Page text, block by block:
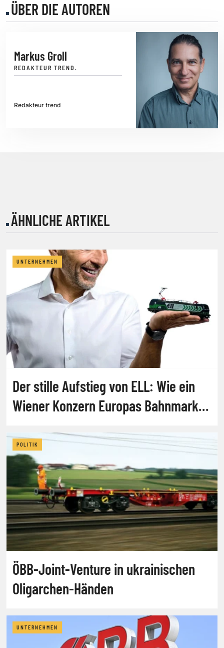
ÜBER DIE AUTOREN
Markus Groll
REDAKTEUR TREND.
Redakteur trend
ÄHNLICHE ARTIKEL
UNTERNEHMEN
Der stille Aufstieg von ELL: Wie ein
Wiener Konzern Europas Bahnmarkt
POLITIK
ÖBB-Joint-Venture in ukrainischen
Oligarchen-Händen
UNTERNEHMEN